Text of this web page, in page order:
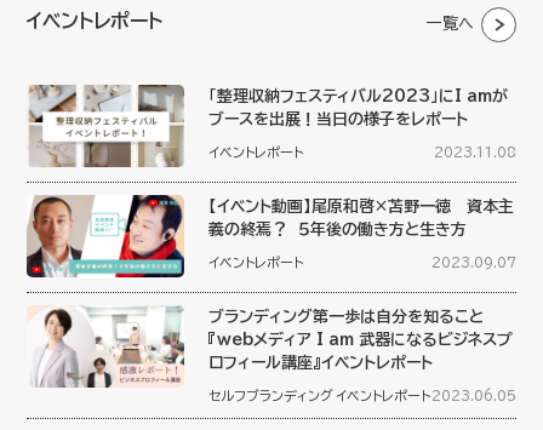
イベントレポート 一覧へ
「整理収納フェスティバル2023」にI amが
ブースを出展！当日の様子をレポート
イベントレポート 2023.11.08
【イベント動画】尾原和啓×苫野一徳 資本主
義の終焉？ ５年後の働き方と生き方
イベントレポート 2023.09.07
ブランディング第一歩は自分を知ること
『webメディア I am 武器になるビジネスプ
ロフィール講座』イベントレポート
セルフブランディング イベントレポート 2023.06.05